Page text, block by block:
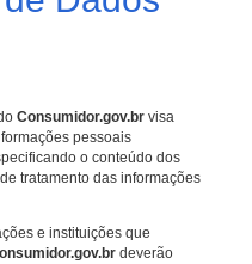
Consumidor.gov.br visa
pessoais
o conteúdo dos
tratamento das informações
e instituições que
deverão